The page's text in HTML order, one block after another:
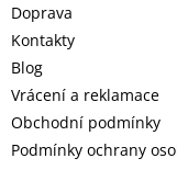
Doprava
Kontakty
Blog
Vrácení a reklamace
Obchodní podmínky
Podmínky ochrany